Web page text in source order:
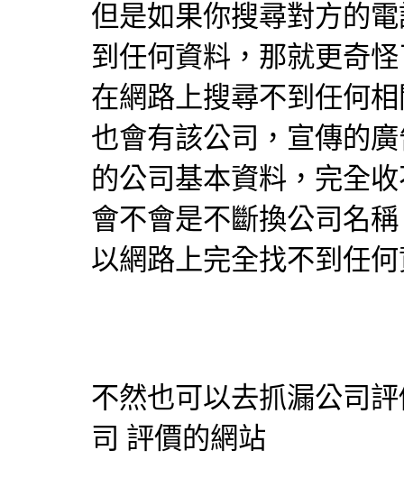
但是如果你搜尋對方的
到任何資料，那就更奇
在網路上搜尋不到任何
也會有該公司，宣傳的
的公司基本資料，完全
會不會是不斷換公司名
以網路上完全找不到任
不然也可以去抓漏公司
司 評價的網站